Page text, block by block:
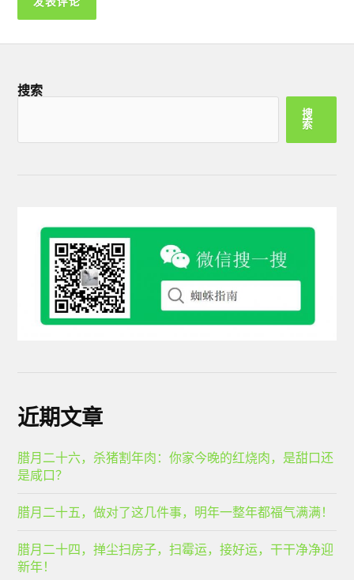
搜索
搜
索
近期文章
腊月二十六，杀猪割年肉：你家今晚的红烧肉，是甜口还
是咸口？
腊月二十五，做对了这几件事，明年一整年都福气满满！
腊月二十四，掸尘扫房子，扫霉运，接好运，干干净净迎
新年！